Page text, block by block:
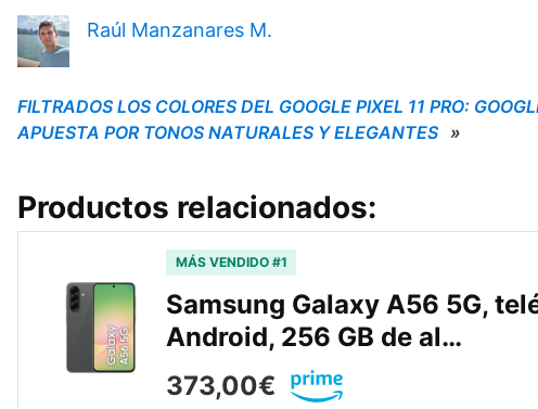
Raúl Manzanares M.
FILTRADOS LOS COLORES DEL GOOGLE PIXEL 11 PRO:
APUESTA POR TONOS NATURALES Y ELEGANTES »
Productos relacionados:
MÁS VENDIDO #1
Samsung Galaxy A56 5G,
Android, 256 GB de al…
373,00€